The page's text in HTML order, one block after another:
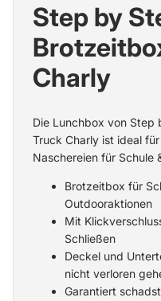
Step by
Charly
Die Lunchbox von Step
Truck Charly ist ideal
Naschereien für Schule
Brotzeitbox für
Outdooraktionen
Mit
Schließen
Deckel und
nicht verloren
Garantiert